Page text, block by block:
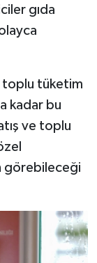
gıda
toplu tüketim
kadar bu
ve toplu
görebileceği